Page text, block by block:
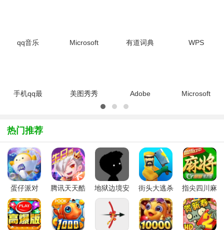
qq音乐
Microsoft
有道词典
​WPS
手机qq最
美图秀秀
Adobe
Photoshop
Microsoft
热门推荐
蛋仔派对
腾讯天天酷
跑新版本
地狱边境安
卓最新版
街头大逃杀
(Painkiller)
指尖四川麻
将主播版